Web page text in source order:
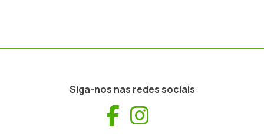
Siga-nos nas redes sociais
Facebook